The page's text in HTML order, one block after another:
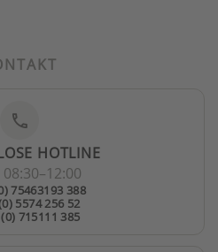
phone
HOTLINE
75463193 388
5574 256 52
715111 385